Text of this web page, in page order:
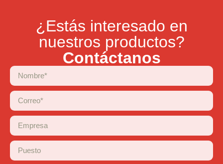
¿Estás interesado en
nuestros productos?
Contáctanos